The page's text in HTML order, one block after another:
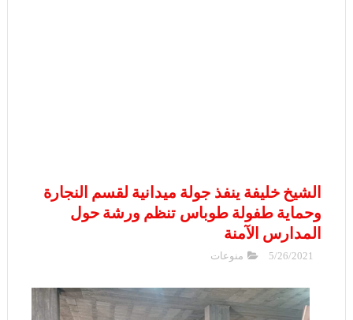
الشيخ خليفة ينفذ جولة ميدانية لقسم النجارة
وحماية طفولة طوباس تنظم ورشة حول
المدارس الآمنة
5/26/2021 منوعات